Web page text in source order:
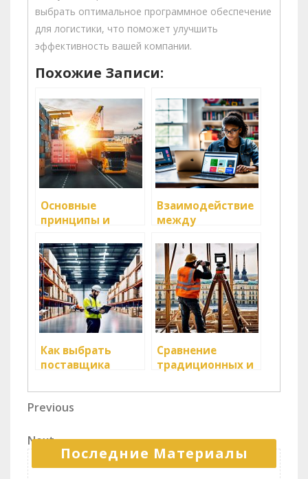
выбрать оптимальное программное обеспечение
для логистики, что поможет улучшить
эффективность вашей компании.
Похожие Записи:
Основные
принципы и
логистики
Взаимодействие
между
участниками
рынка логистики
Как выбрать
поставщика
услуг
Сравнение
традиционных и
методов
Навигация
по
записям
Previous
Previous
Next
Post
Next
Последние Материалы